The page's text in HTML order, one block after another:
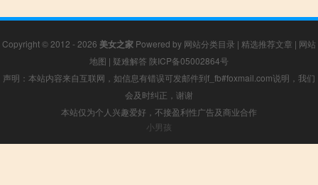
Copyright © 2012 - 2026 美女之家 Powered by 网站分类目录 | 精选推荐文章 | 网站
地图 | 疑难解答 陕ICP备05002864号
声明：本站内容来自互联网，如信息有错误可发邮件到f_fb#foxmail.com说明，我们
会及时纠正，谢谢
本站仅为个人兴趣爱好，不接盈利性广告及商业合作
小男孩